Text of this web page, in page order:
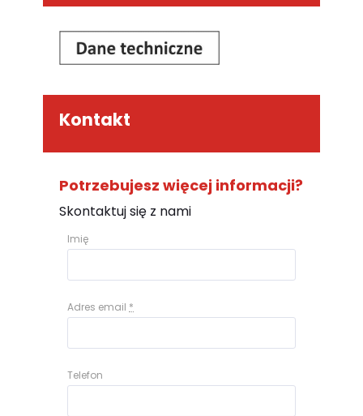
Kontakt
Potrzebujesz więcej informacji?
Skontaktuj się z nami
Imię
Adres email *
Telefon